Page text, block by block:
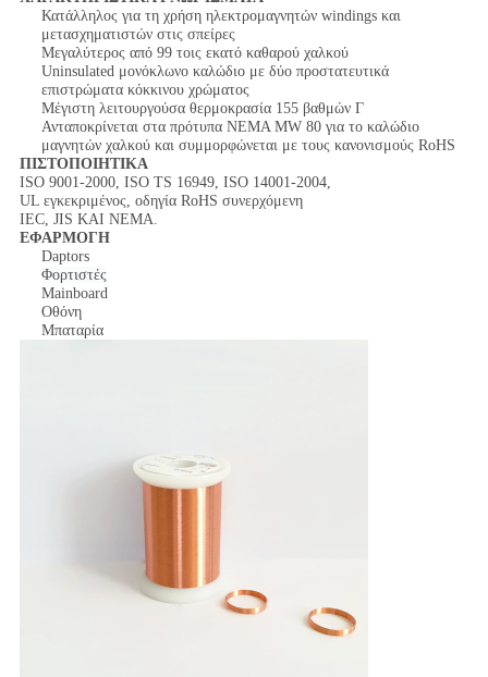
Κατάλληλος για τη χρήση ηλεκτρομαγνητών windings και
μετασχηματιστών στις σπείρες
Μεγαλύτερος από 99 τοις εκατό καθαρού χαλκού
Uninsulated μονόκλωνο καλώδιο με δύο προστατευτικά
επιστρώματα κόκκινου χρώματος
Μέγιστη λειτουργούσα θερμοκρασία 155 βαθμών Γ
Ανταποκρίνεται στα πρότυπα NEMA MW 80 για το καλώδιο
μαγνητών χαλκού και συμμορφώνεται με τους κανονισμούς RoHS
ΠΙΣΤΟΠΟΙΗΤΙΚΑ
ISO 9001-2000, ISO TS 16949, ISO 14001-2004,
UL εγκεκριμένος, οδηγία RoHS συνερχόμενη
IEC, JIS ΚΑΙ NEMA.
ΕΦΑΡΜΟΓΗ
Daptors
Φορτιστές
Mainboard
Οθόνη
Μπαταρία